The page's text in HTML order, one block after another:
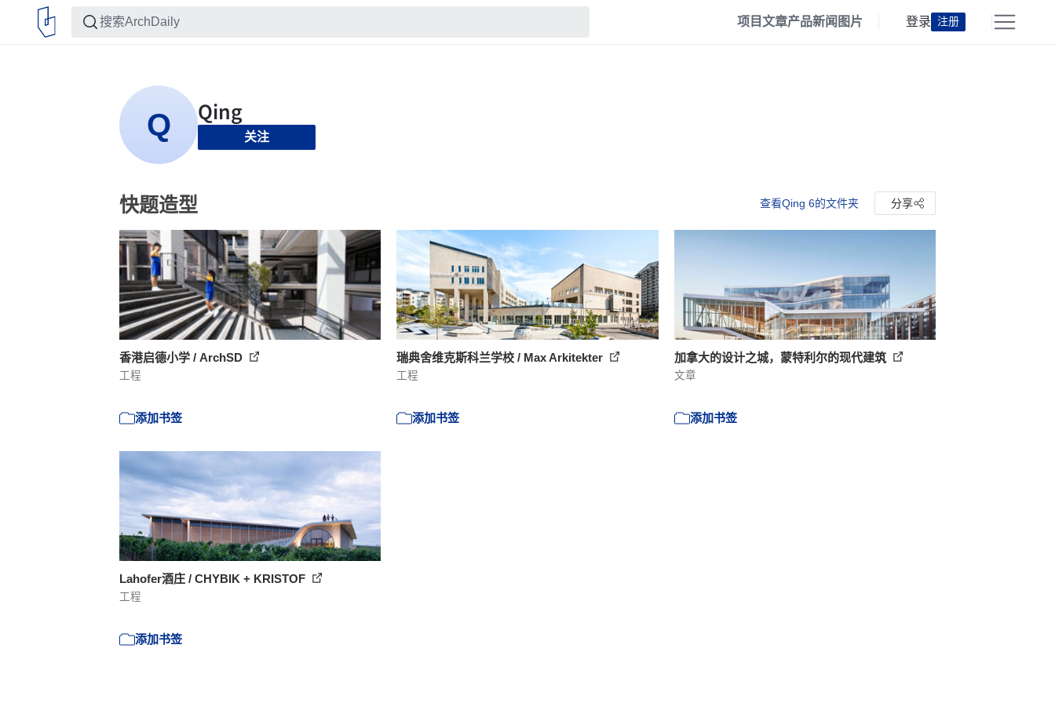
项目文章产品新闻 图片 登录 注册
关注
快题造型 查看Qing 6的文件夹 分享
香港启德小学 / ArchSD
工程
添加书签
瑞典舍维克斯科兰学校 / Max Arkitekter
工程
添加书签
加拿大的设计之城，蒙特利尔的现代建筑
文章
添加书签
Lahofer酒庄 / CHYBIK + KRISTOF
工程
添加书签